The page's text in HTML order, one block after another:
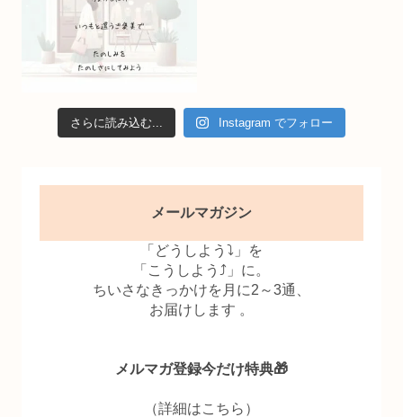
さらに読み込む... Instagram でフォロー
メールマガジン
「どうしよう⤵」を
「こうしよう⤴」に。
ちいさなきっかけを月に2～3通、
お届けします 。
メルマガ登録今だけ特典🎁
（詳細はこちら）